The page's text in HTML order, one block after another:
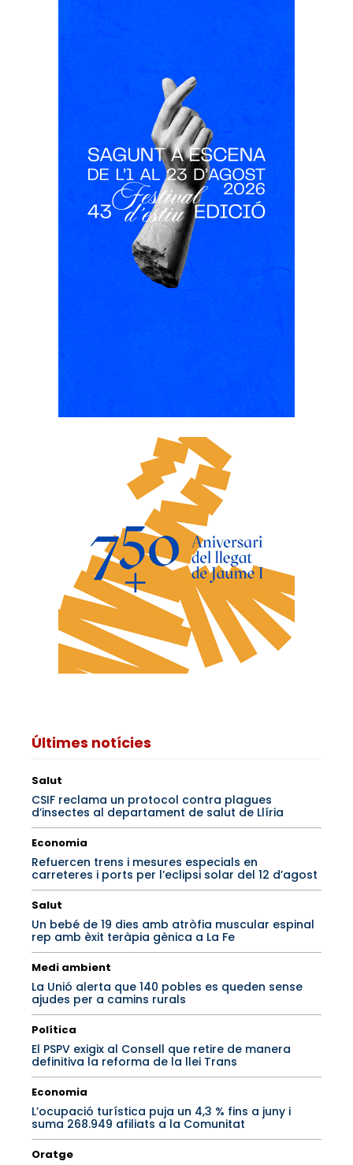
Últimes notícies
Salut
CSIF reclama un protocol contra plagues
d’insectes al departament de salut de Llíria
Economia
Refuercen trens i mesures especials en
carreteres i ports per l’eclipsi solar del 12 d’agost
Salut
Un bebé de 19 dies amb atròfia muscular espinal
rep amb èxit teràpia gènica a La Fe
Medi ambient
La Unió alerta que 140 pobles es queden sense
ajudes per a camins rurals
Política
El PSPV exigix al Consell que retire de manera
definitiva la reforma de la llei Trans
Economia
L’ocupació turística puja un 4,3 % fins a juny i
suma 268.949 afiliats a la Comunitat
Oratge